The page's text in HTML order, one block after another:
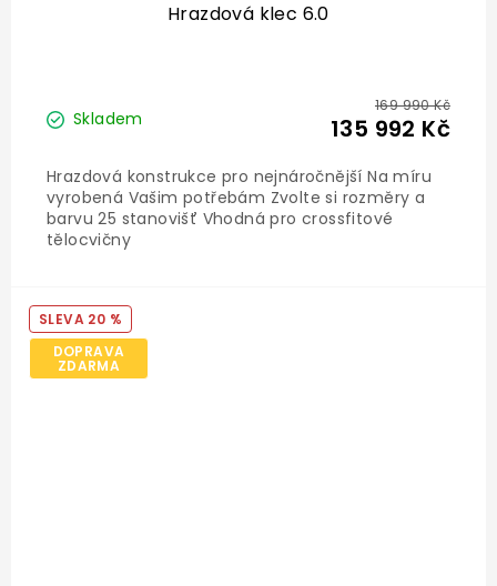
Hrazdová klec 6.0
Skladem
169 990 Kč
135 992 Kč
Hrazdová konstrukce pro nejnáročnější Na míru
vyrobená Vašim potřebám Zvolte si rozměry a
barvu 25 stanovišť Vhodná pro crossfitové
tělocvičny
20 %
DOPRAVA
ZDARMA